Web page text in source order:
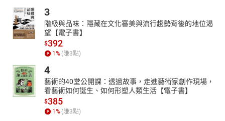
3
階級與品味：隱藏在文化審美與流行趨勢背後的地位渴
望【電子書】
$392
1% (賺3點)
4
藝術的40堂公開課：透過故事，走進藝術家創作現場，
看藝術如何誕生、如何形塑人類生活【電子書】
$385
1% (賺3點)